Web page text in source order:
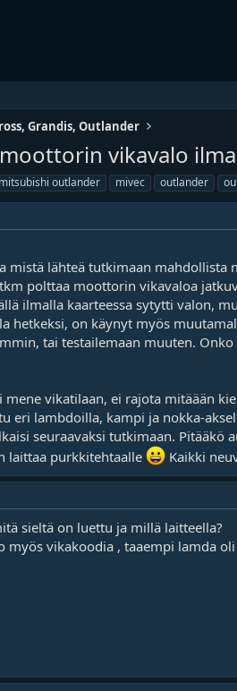
Grandis, Outlander
vikavalo
mitsubishi outlander mivec outlander
mistä lähteä tutkimaan
polttaa moottorin vikavaloa
ilmalla kaarteessa sytytti valon,
hetkeksi, on käynyt myös
tai testailemaan muuten.
vikatilaan, ei rajota mitäään
eri lambdoilla, kampi ja nokka-
seuraavaksi tutkimaan.
laittaa purkkitehtaalle
Kaikki
sieltä on luettu ja millä laitteella?
myös vikakoodia , taaempi lamda